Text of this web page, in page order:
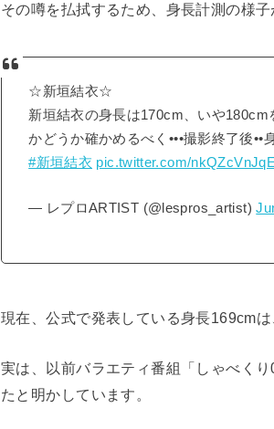
その噂を払拭するため、身長計測の様
☆新垣結衣☆
新垣結衣の身長は170cm、いや180cm
かどうか確かめるべく•••撮影終了後
#新垣結衣 pic.twitter.com/nkQZcVnJqE
— レプロARTIST (@lespros_artist)
現在、公式で発表している身長169cm
実は、以前バラエティ番組「しゃべく
たと明かしています。